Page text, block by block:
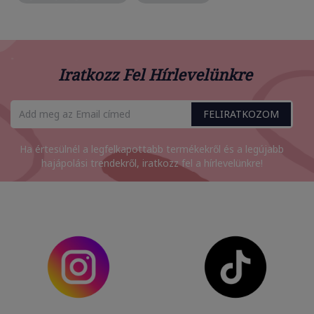
Iratkozz Fel Hírlevelünkre
FELIRATKOZOM
Ha értesülnél a legfelkapottabb termékekről és a legújabb
hajápolási trendekről, iratkozz fel a hírlevelünkre!